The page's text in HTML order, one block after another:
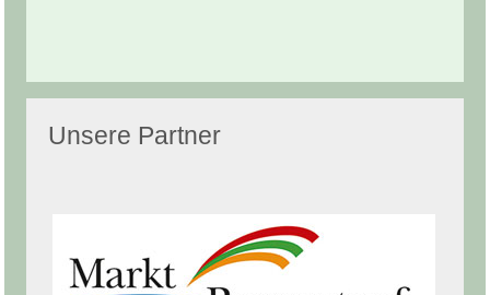
Unsere Partner